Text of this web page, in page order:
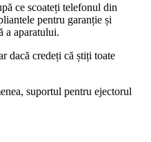
ce scoateți telefonul din
pentru garanție și
a aparatului.
dacă credeți că știți toate
suportul pentru ejectorul